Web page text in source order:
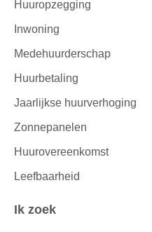
Huuropzegging
Inwoning
Medehuurderschap
Huurbetaling
Jaarlijkse huurverhoging
Zonnepanelen
Huurovereenkomst
Leefbaarheid
Ik zoek